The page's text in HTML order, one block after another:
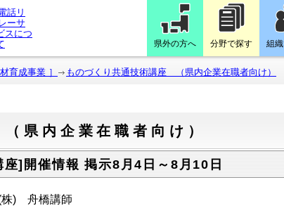
県外の方へ 分野で探す 組
育成事業 ］ ものづくり共通技術講座 （県内企業在職者向け）
県内企業在職者向け）
]開催情報 掲示8月4日～8月10日
) 舟橋講師